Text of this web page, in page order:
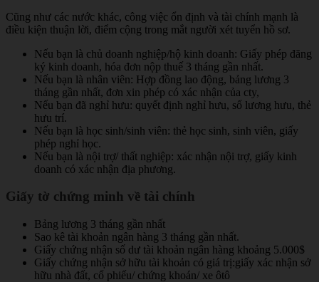
Cũng như các nước khác, công việc ổn định và tài chính mạnh là
điều kiện thuận lời, điểm cộng trong mắt người xét tuyển hồ sơ.
Nếu bạn là chủ doanh nghiệp/hộ kinh doanh: Giấy phép đăng
ký kinh doanh, hóa đơn nộp thuế 3 tháng gần nhất.
Nếu bạn là nhân viên: Hợp đồng lao động, bảng lương 3
tháng gần nhất, đơn xin phép có xác nhận của cty,
Nếu bạn đã nghỉ hưu: quyết định nghỉ hưu, sổ lương hưu, thẻ
hưu trí.
Nếu bạn là học sinh/sinh viên: thẻ học sinh, sinh viên, giấy
phép nghỉ học.
Nếu bạn là nội trợ/ thất nghiệp: xác nhận nội trợ, giấy kinh
doanh có xác nhận địa phương.
Giấy tờ chứng minh về tài chính
Bảng lương 3 tháng gần nhất
Sao kê tài khoản ngân hàng 3 tháng gần nhất.
Giấy chứng nhận số dư tài khoản ngân hàng khoảng 5.000$
Giấy chứng nhận sở hữu tài khoản có giá trị:giấy xác nhận sở
hữu nhà đất, cổ phiếu/ chứng khoán/ xe ôtô